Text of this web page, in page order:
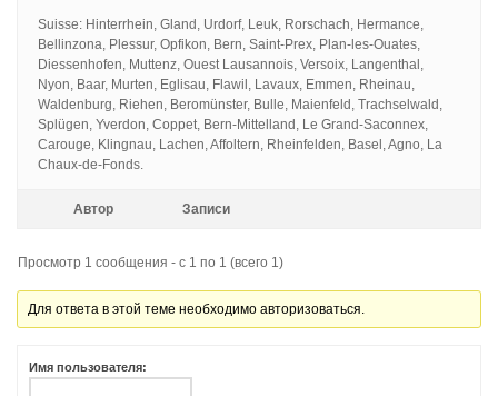
Suisse: Hinterrhein, Gland, Urdorf, Leuk, Rorschach, Hermance,
Bellinzona, Plessur, Opfikon, Bern, Saint-Prex, Plan-les-Ouates,
Diessenhofen, Muttenz, Ouest Lausannois, Versoix, Langenthal,
Nyon, Baar, Murten, Eglisau, Flawil, Lavaux, Emmen, Rheinau,
Waldenburg, Riehen, Beromünster, Bulle, Maienfeld, Trachselwald,
Splügen, Yverdon, Coppet, Bern-Mittelland, Le Grand-Saconnex,
Carouge, Klingnau, Lachen, Affoltern, Rheinfelden, Basel, Agno, La
Chaux-de-Fonds.
Автор Записи
Просмотр 1 сообщения - с 1 по 1 (всего 1)
Для ответа в этой теме необходимо авторизоваться.
Имя пользователя: